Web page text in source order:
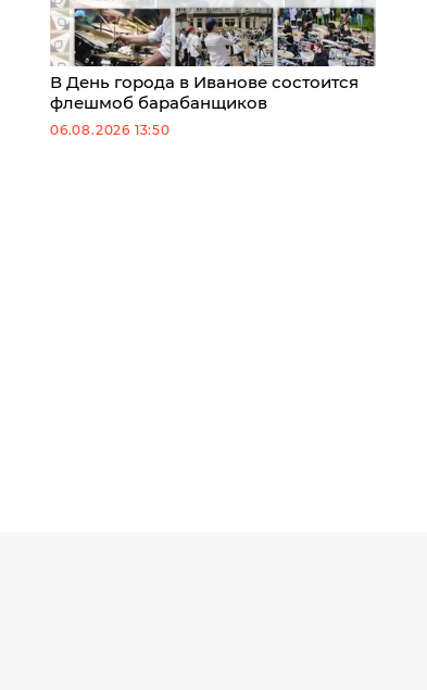
В День города в Иванове состоится
флешмоб барабанщиков
06.08.2026 13:50